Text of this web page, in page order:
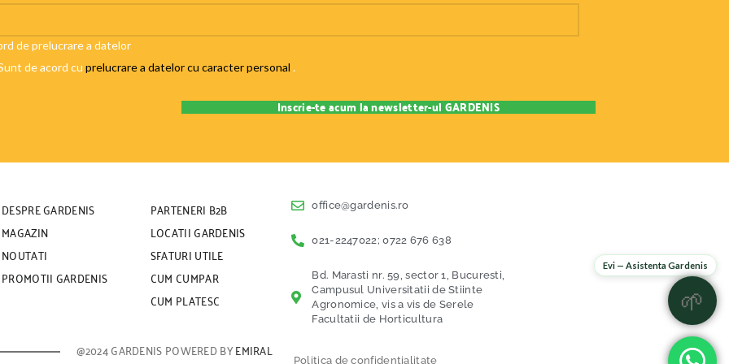
de prelucrare a datelor
de acord cu prelucrare a datelor cu caracter personal .
DESPRE GARDENIS
MAGAZIN
NOUTATI
PROMOTII GARDENIS
PARTENERI B2B
LOCATII GARDENIS
SFATURI UTILE
CUM CUMPAR
CUM PLATESC
office@gardenis.ro
021-2247022; 0722 676 638
Bd. Marasti nr. 59, sector 1, Bucuresti,
Campusul Universitatii de Stiinte
Agronomice, vis a vis de Serele
Facultatii de Horticultura
@2024 GARDENIS POWERED BYEMIRAL
Politica de confidentialitate
Evi — Asistenta Gardenis
🌱